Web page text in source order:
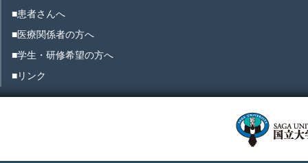
■患者さんへ
■医療関係者の方へ
■学生・研修希望の方へ
■リンク